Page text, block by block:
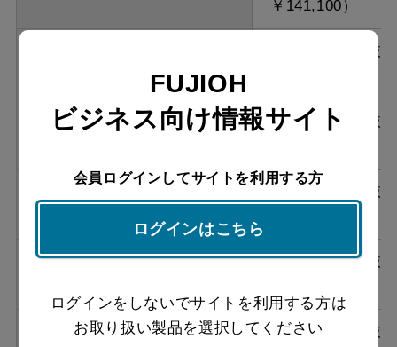
￥141,100）
¥155,210（税抜
ASRL-3AK2-7510LBL W
¥155,210（税抜
¥168,630（税抜
ASRL-3AK2-7510LBL SI
¥168,630（税抜
ASRL-3AK2-9010RBL BK
¥168,850（税抜
FUJIOH
ビジネス向け情報サイト
会員ログインしてサイトを利用する方
ログインはこちら
ログインをしないでサイトを利用する方は
お取り扱い製品を選択してください